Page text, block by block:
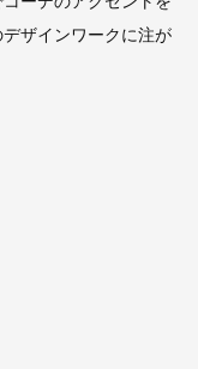
ザインワークに注が